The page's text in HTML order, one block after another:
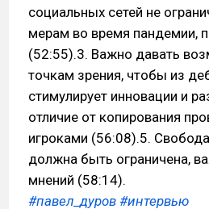
социальных сетей не
мерам во время пандемии,
(52:55).3. Важно давать
точкам зрения, чтобы из
стимулирует инновации и
отличие от копирования
игроками (56:08).5.
должна быть ограничена,
мнений (58:14).
#павел_дуров #интервью